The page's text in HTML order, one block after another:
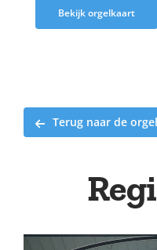
Bekijk orgelkaart
Terug naar de